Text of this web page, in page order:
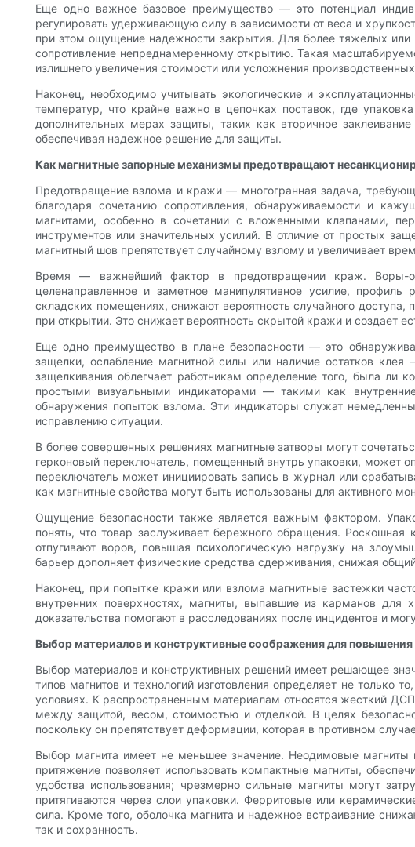
Еще одно важное базовое преимущество — это потенциал
регулировать удерживающую силу в зависимости от веса и
при этом ощущение надежности закрытия. Для более тяжелых или
сопротивление непреднамеренному открытию. Такая
излишнего увеличения стоимости или усложнения
Наконец, необходимо учитывать экологические и
температур, что крайне важно в цепочках поставок, где
дополнительных мерах защиты, таких как вторичное
обеспечивая надежное решение для защиты.
Как магнитные запорные механизмы предотвращают
Предотвращение взлома и кражи — многогранная задача,
благодаря сочетанию сопротивления, обнаруживаемости и
магнитами, особенно в сочетании с вложенными клапанами,
инструментов или значительных усилий. В отличие от простых
магнитный шов препятствует случайному взлому и увеличивает
Время — важнейший фактор в предотвращении краж. Воры-
целенаправленное и заметное манипулятивное усилие,
складских помещениях, снижают вероятность случайного
при открытии. Это снижает вероятность скрытой кражи и создает
Еще одно преимущество в плане безопасности — это
защелки, ослабление магнитной силы или наличие остатков
защелкивания облегчает работникам определение того, была ли
простыми визуальными индикаторами — такими как
обнаружения попыток взлома. Эти индикаторы служат
исправлению ситуации.
В более совершенных решениях магнитные затворы могут
герконовый переключатель, помещенный внутрь упаковки, может
переключатель может инициировать запись в журнал или
как магнитные свойства могут быть использованы для активного
Ощущение безопасности также является важным фактором.
понять, что товар заслуживает бережного обращения.
отпугивают воров, повышая психологическую нагрузку на
барьер дополняет физические средства сдерживания, снижая
Наконец, при попытке кражи или взлома магнитные застежки
внутренних поверхностях, магниты, выпавшие из карманов для
доказательства помогают в расследованиях после инцидентов и
Выбор материалов и конструктивные соображения для повышения
Выбор материалов и конструктивных решений имеет решающее
типов магнитов и технологий изготовления определяет не
условиях. К распространенным материалам относятся жесткий
между защитой, весом, стоимостью и отделкой. В целях
поскольку он препятствует деформации, которая в противном
Выбор магнита имеет не меньшее значение. Неодимовые магниты
притяжение позволяет использовать компактные магниты,
удобства использования; чрезмерно сильные магниты могут
притягиваются через слои упаковки. Ферритовые или
сила. Кроме того, оболочка магнита и надежное встраивание
так и сохранность.